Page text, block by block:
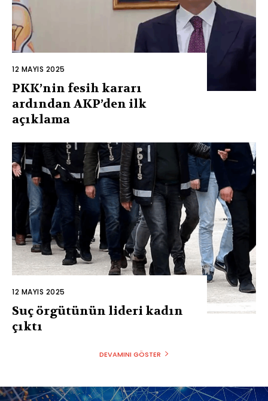
12 MAYIS 2025
PKK’nin fesih kararı
ardından AKP’den ilk
açıklama
12 MAYIS 2025
Suç örgütünün lideri kadın
çıktı
DEVAMINI GÖSTER